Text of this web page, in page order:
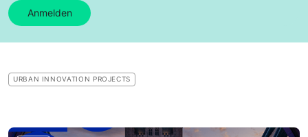
Anmelden
URBAN INNOVATION PROJECTS